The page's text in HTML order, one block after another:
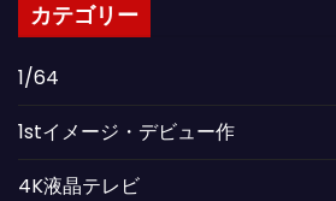
カテゴリー
1/64
1stイメージ・デビュー作
4K液晶テレビ